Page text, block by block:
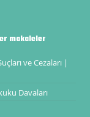
makaleler
ve Cezaları |
Davaları